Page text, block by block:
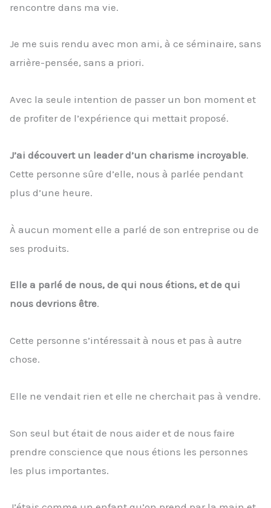
rencontre dans ma vie.
Je me suis rendu avec mon ami, à ce séminaire, sans
arrière-pensée, sans a priori.
Avec la seule intention de passer un bon moment et
de profiter de l’expérience qui mettait proposé.
J’ai découvert un leader d’un charisme incroyable.
Cette personne sûre d’elle, nous à parlée pendant
plus d’une heure.
À aucun moment elle a parlé de son entreprise ou de
ses produits.
Elle a parlé de nous, de qui nous étions, et de qui
nous devrions être.
Cette personne s’intéressait à nous et pas à autre
chose.
Elle ne vendait rien et elle ne cherchait pas à vendre.
Son seul but était de nous aider et de nous faire
prendre conscience que nous étions les personnes
les plus importantes.